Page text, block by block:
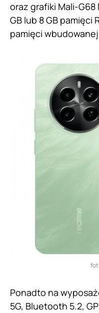
oraz grafiki Mali-G68
GB lub 8 GB pamięci
pamięci wbudowanej
Ponadto na
5G, Bluetooth 5.2,